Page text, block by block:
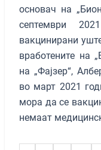
основач на
септември
вакцинирани
вработените на
на „Фајзер“,
во март 2021
мора да се
немаат